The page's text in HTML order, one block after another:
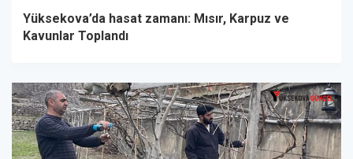
Yüksekova’da hasat zamanı: Mısır, Karpuz ve
Kavunlar Toplandı